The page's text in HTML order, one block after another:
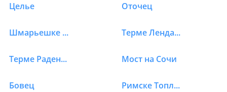
Целье Оточец
Шмарьешке Топлице Терме Лендава
Терме Раденци Мост на Сочи
Бовец Римске Топлице